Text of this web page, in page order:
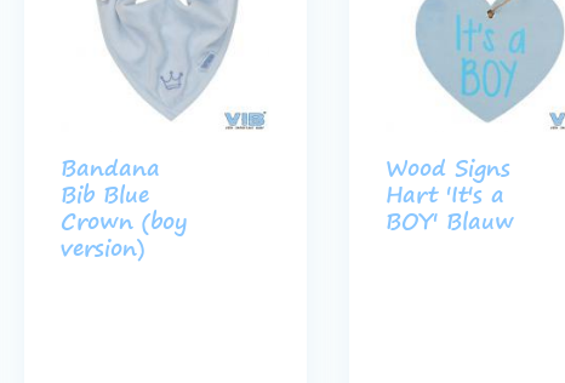
Bandana
Bib Blue
Crown (boy
version)
Wood Signs
Hart 'It's a
BOY' Blauw